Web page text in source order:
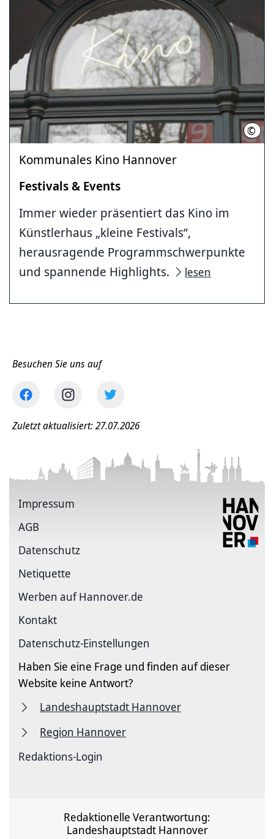
© LHH
Kommunales Kino Hannover
Festivals & Events
Immer wieder präsentiert das Kino im
Künstlerhaus „kleine Festivals“,
herausragende Programmschwerpunkte
und spannende Highlights.
lesen
Besuchen Sie uns auf
Zuletzt aktualisiert: 27.07.2026
Impressum
AGB
Datenschutz
Netiquette
Werben auf Hannover.de
Kontakt
Datenschutz-Einstellungen
Haben Sie eine Frage und finden auf dieser
Website keine Antwort?
Landeshauptstadt Hannover
Region Hannover
Redaktions-Login
Redaktionelle Verantwortung:
Landeshauptstadt Hannover